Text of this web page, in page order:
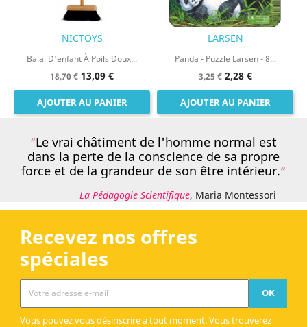
NICTOYS
Balai D'enfant À Poils Doux...
18,70 € 13,09 €
AJOUTER AU PANIER
LARSEN
Panda - Puzzle Larsen - 8...
3,25 € 2,28 €
AJOUTER AU PANIER
Le vrai châtiment de l'homme normal est
dans la perte de la conscience de sa propre
force et de la grandeur de son être intérieur.
La Pédagogie Scientifique, Maria Montessori
Recevez nos offres
spéciales
Vous pouvez vous désinscrire à tout moment. Vous trouverez